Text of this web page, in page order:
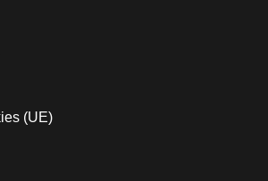
(UE)